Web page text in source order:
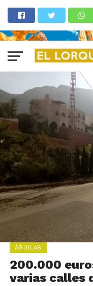
ÁGUILAS
200.000
varias calles